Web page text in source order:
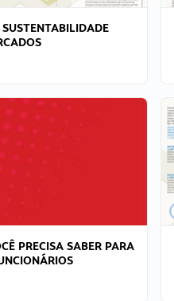
PRECISA SABER PARA